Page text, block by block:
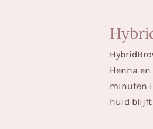
Henna
minuten
huid blijft